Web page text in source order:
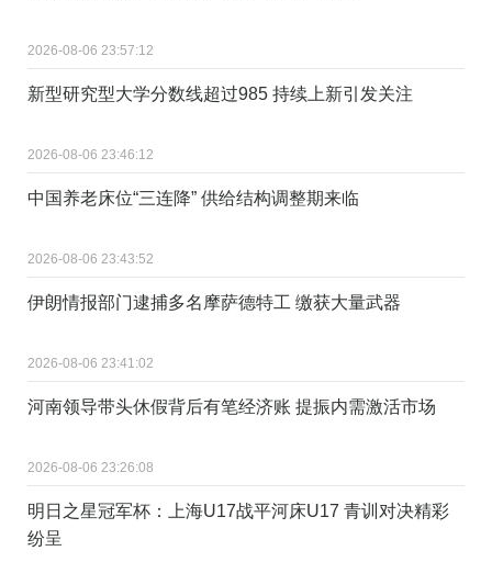
2026-08-06 23:57:12
新型研究型大学分数线超过985 持续上新引发关注
2026-08-06 23:46:12
中国养老床位“三连降” 供给结构调整期来临
2026-08-06 23:43:52
伊朗情报部门逮捕多名摩萨德特工 缴获大量武器
2026-08-06 23:41:02
河南领导带头休假背后有笔经济账 提振内需激活市场
2026-08-06 23:26:08
明日之星冠军杯：上海U17战平河床U17 青训对决精彩
纷呈